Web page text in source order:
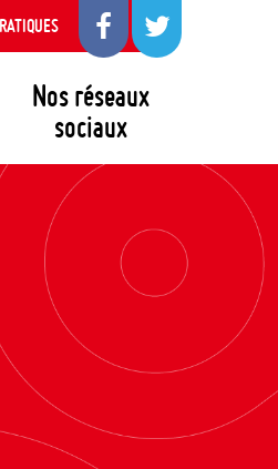
Nos réseaux
sociaux